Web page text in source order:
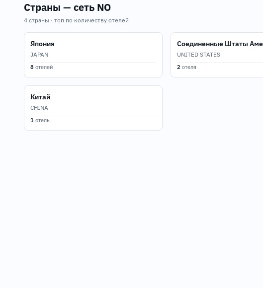
Страны — сеть NO
4 страны · топ по количеству отелей
Япония
JAPAN
8 отелей
Соединенные Штаты
UNITED STATES
2 отеля
Китай
CHINA
1 отель